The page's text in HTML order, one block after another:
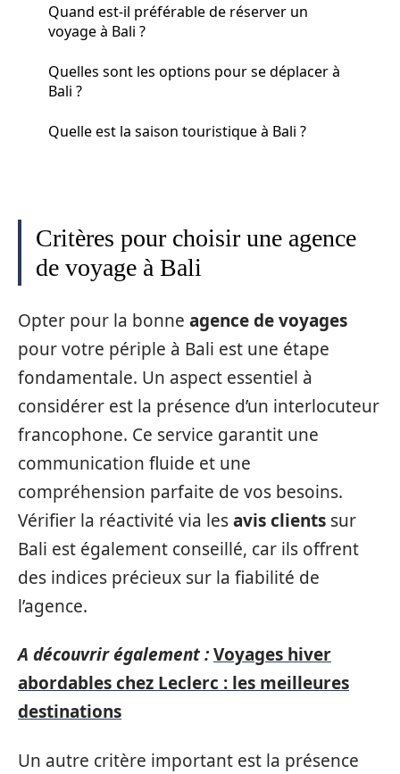
Quand est-il préférable de réserver un
voyage à Bali ?
Quelles sont les options pour se déplacer à
Bali ?
Quelle est la saison touristique à Bali ?
Critères pour choisir une agence
de voyage à Bali
Opter pour la bonne agence de voyages
pour votre périple à Bali est une étape
fondamentale. Un aspect essentiel à
considérer est la présence d’un interlocuteur
francophone. Ce service garantit une
communication fluide et une
compréhension parfaite de vos besoins.
Vérifier la réactivité via lesavis clients sur
Bali est également conseillé, car ils offrent
des indices précieux sur la fiabilité de
l’agence.
A découvrir également :Voyages hiver
abordables chez Leclerc : les meilleures
destinations
Un autre critère important est la présence